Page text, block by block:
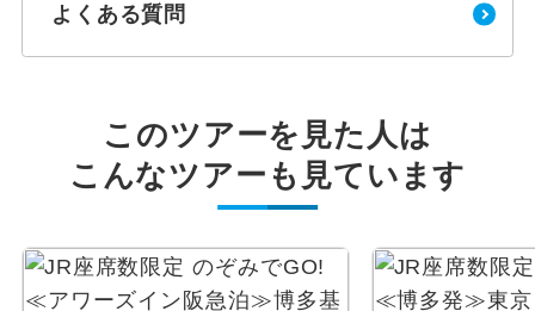
よくある質問
このツアーを見た人は
こんなツアーも見ています